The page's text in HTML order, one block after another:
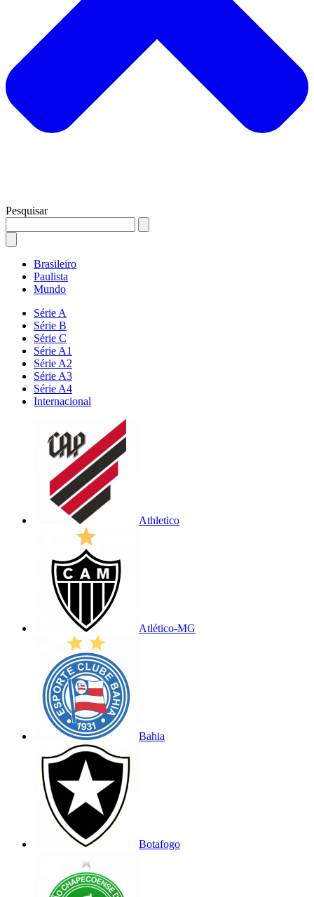
Pesquisar
Brasileiro
Paulista
Mundo
Série A
Série B
Série C
Série A1
Série A2
Série A3
Série A4
Internacional
Athletico
Atlético-MG
Bahia
Botafogo